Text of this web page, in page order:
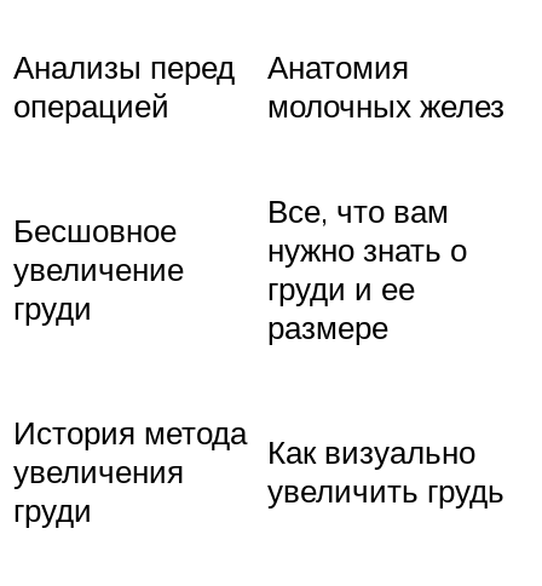
Анализы перед
операцией
Анатомия
молочных желез
Бесшовное
увеличение
груди
Все, что вам
нужно знать о
груди и ее
размере
История метода
увеличения
груди
Как визуально
увеличить грудь